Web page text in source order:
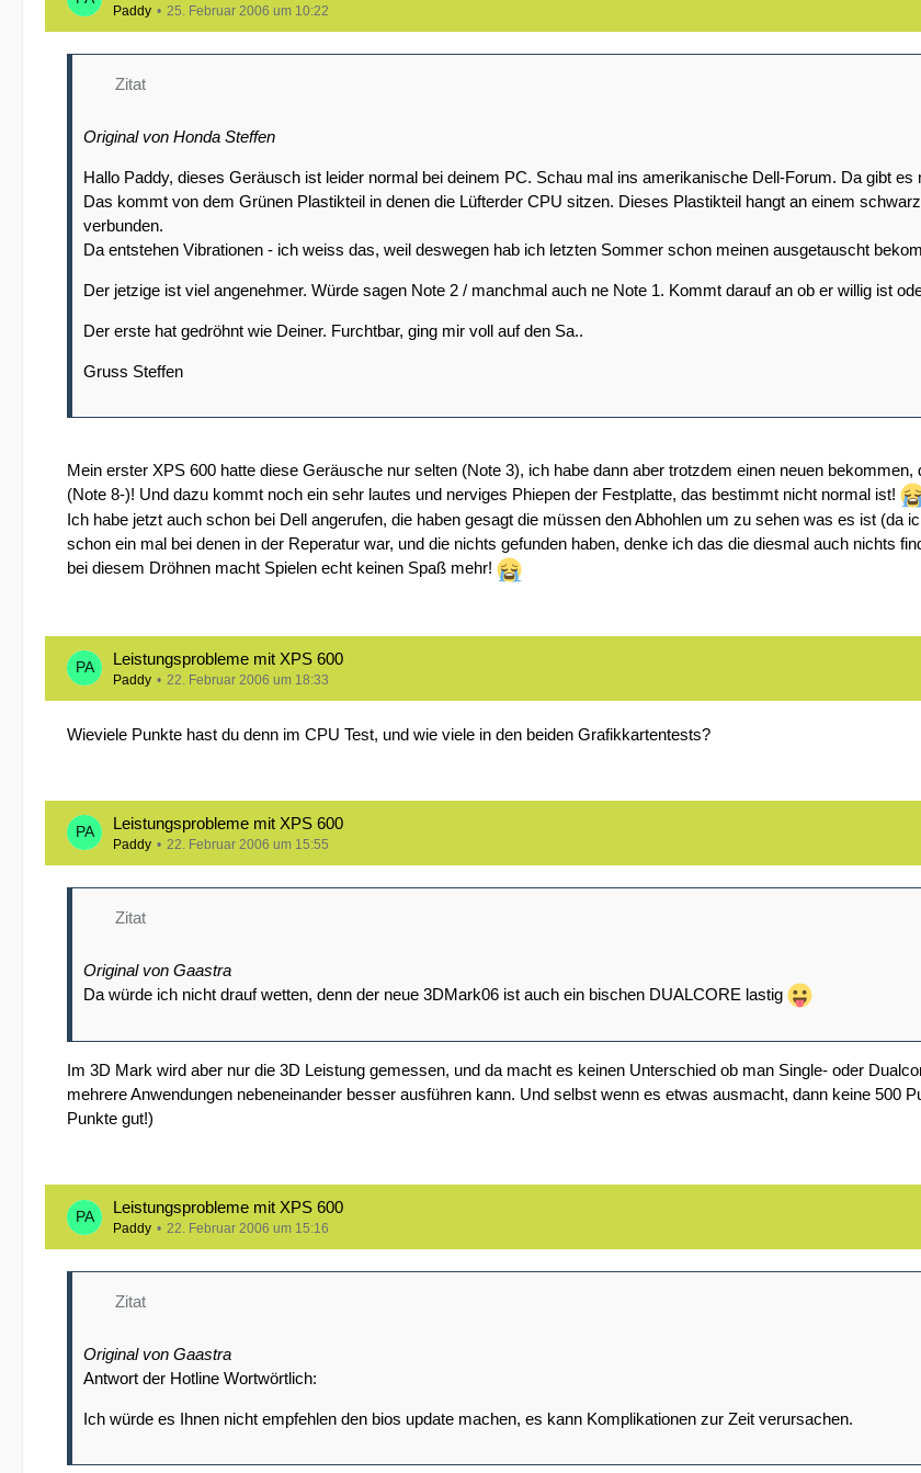
Gruss
Steffen
Paddy 25. Februar 2006 um 10:22
Zitat
Original von Honda Steffen
Hallo Paddy, dieses Geräusch ist leider normal bei deinem PC. Schau mal ins amerikanische Dell-Forum. Da gibt es
Das kommt von dem Grünen Plastikteil in denen die Lüfterder CPU sitzen. Dieses Plastikteil hangt an einem
verbunden.
Da entstehen Vibrationen - ich weiss das, weil deswegen hab ich letzten Sommer schon meinen ausgetauscht
Der jetzige ist viel angenehmer. Würde sagen Note 2 / manchmal auch ne Note 1. Kommt darauf an ob er willig ist
Der erste hat gedröhnt wie Deiner. Furchtbar, ging mir voll auf den Sa..
Gruss Steffen
Mein erster XPS 600 hatte diese Geräusche nur selten (Note 3), ich habe dann aber trotzdem einen neuen
(Note 8-)! Und dazu kommt noch ein sehr lautes und nerviges Phiepen der Festplatte, das bestimmt nicht normal ist!
Ich habe jetzt auch schon bei Dell angerufen, die haben gesagt die müssen den Abhohlen um zu sehen was es ist (da
schon ein mal bei denen in der Reperatur war, und die nichts gefunden haben, denke ich das die diesmal auch nichts
bei diesem Dröhnen macht Spielen echt keinen Spaß mehr!
Leistungsprobleme mit XPS 600
Paddy 22. Februar 2006 um 18:33
Wieviele Punkte hast du denn im CPU Test, und wie viele in den beiden Grafikkartentests?
Leistungsprobleme mit XPS 600
Paddy 22. Februar 2006 um 15:55
Zitat
Original von Gaastra
Da würde ich nicht drauf wetten, denn der neue 3DMark06 ist auch ein bischen DUALCORE lastig
Im 3D Mark wird aber nur die 3D Leistung gemessen, und da macht es keinen Unterschied ob man Single- oder
mehrere Anwendungen nebeneinander besser ausführen kann. Und selbst wenn es etwas ausmacht, dann keine 500
Punkte gut!)
Leistungsprobleme mit XPS 600
Paddy 22. Februar 2006 um 15:16
Zitat
Original von Gaastra
Antwort der Hotline Wortwörtlich:
Ich würde es Ihnen nicht empfehlen den bios update machen, es kann Komplikationen zur Zeit verursachen.